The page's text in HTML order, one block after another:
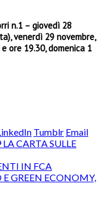
n.1 – giovedì 28
venerdì 29 novembre,
ore 19.30, domenica 1
Tumblr Email
CARTA SULLE
IN FCA
GREEN ECONOMY,